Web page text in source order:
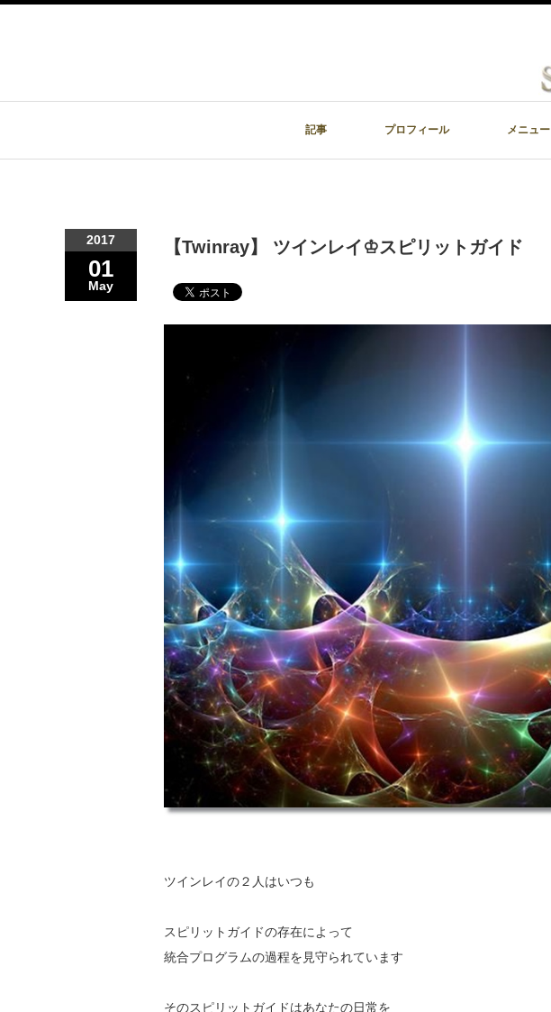
記事 プロフィール メニュー
2017
01
May
【Twinray】 ツインレイ♔スピリットガイド
ツインレイの２人はいつも
スピリットガイドの存在によって
統合プログラムの過程を見守られています
そのスピリットガイドはあなたの日常を